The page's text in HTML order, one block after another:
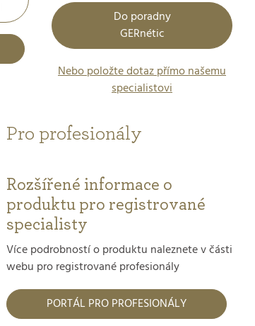
Do poradny
GERnétic
Nebo položte dotaz přímo našemu
specialistovi
Pro profesionály
Rozšířené informace o
produktu pro registrované
specialisty
Více podrobností o produktu naleznete v části
webu pro registrované profesionály
PORTÁL PRO PROFESIONÁLY